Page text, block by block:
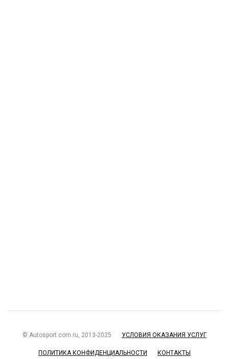
© Autosport.com.ru, 2013-2025 УСЛОВИЯ ОКАЗАНИЯ УСЛУГ
ПОЛИТИКА КОНФИДЕНЦИАЛЬНОСТИ КОНТАКТЫ